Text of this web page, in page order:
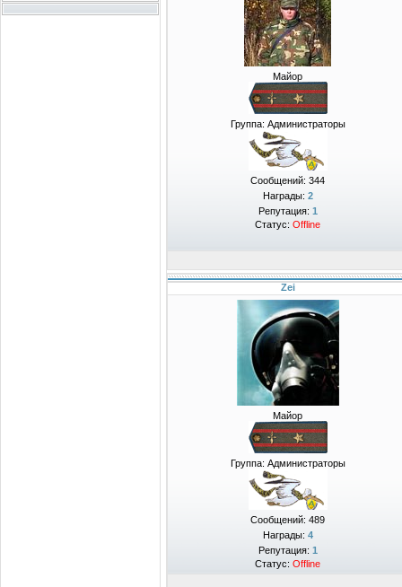
Майор
Группа: Администраторы
Сообщений: 344
Награды: 2
Репутация: 1
Статус: Offline
Zei
Майор
Группа: Администраторы
Сообщений: 489
Награды: 4
Репутация: 1
Статус: Offline